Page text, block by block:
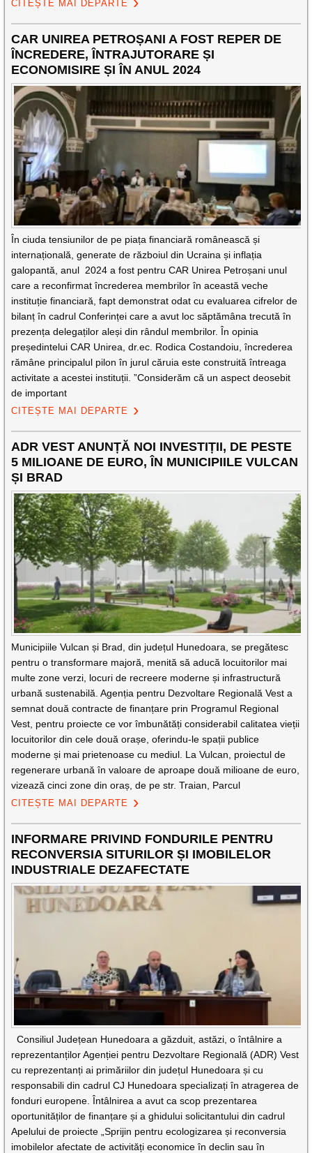
CITEȘTE MAI DEPARTE
CAR UNIREA PETROȘANI A FOST REPER DE
ÎNCREDERE, ÎNTRAJUTORARE ȘI
ECONOMISIRE ȘI ÎN ANUL 2024
În ciuda tensiunilor de pe piața financiară românească și
internațională, generate de războiul din Ucraina și inflația
galopantă, anul 2024 a fost pentru CAR Unirea Petroșani unul
care a reconfirmat încrederea membrilor în această veche
instituție financiară, fapt demonstrat odat cu evaluarea cifrelor de
bilanț în cadrul Conferinței care a avut loc săptămâna trecută în
prezența delegaților aleși din rândul membrilor. În opinia
președintelui CAR Unirea, dr.ec. Rodica Costandoiu, încrederea
rămâne principalul pilon în jurul căruia este construită întreaga
activitate a acestei instituții. ”Considerăm că un aspect deosebit
de important
CITEȘTE MAI DEPARTE
ADR VEST ANUNȚĂ NOI INVESTIȚII, DE PESTE
5 MILIOANE DE EURO, ÎN MUNICIPIILE VULCAN
ȘI BRAD
Municipiile Vulcan și Brad, din județul Hunedoara, se pregătesc
pentru o transformare majoră, menită să aducă locuitorilor mai
multe zone verzi, locuri de recreere moderne și infrastructură
urbană sustenabilă. Agenția pentru Dezvoltare Regională Vest a
semnat două contracte de finanțare prin Programul Regional
Vest, pentru proiecte ce vor îmbunătăți considerabil calitatea vieții
locuitorilor din cele două orașe, oferindu-le spații publice
moderne și mai prietenoase cu mediul. La Vulcan, proiectul de
regenerare urbană în valoare de aproape două milioane de euro,
vizează cinci zone din oraș, de pe str. Traian, Parcul
CITEȘTE MAI DEPARTE
INFORMARE PRIVIND FONDURILE PENTRU
RECONVERSIA SITURILOR ȘI IMOBILELOR
INDUSTRIALE DEZAFECTATE
Consiliul Județean Hunedoara a găzduit, astăzi, o întâlnire a
reprezentanților Agenției pentru Dezvoltare Regională (ADR) Vest
cu reprezentanți ai primăriilor din județul Hunedoara și cu
responsabili din cadrul CJ Hunedoara specializați în atragerea de
fonduri europene. Întâlnirea a avut ca scop prezentarea
oportunităților de finanțare și a ghidului solicitantului din cadrul
Apelului de proiecte „Sprijin pentru ecologizarea și reconversia
imobilelor afectate de activități economice în declin sau în